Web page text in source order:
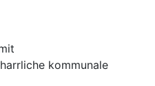
kommunale